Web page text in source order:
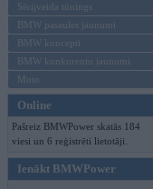
Sērijveida tūnings
BMW pasaules jaunumi
BMW koncepti
BMW konkurentu jaunumi
Moto
Online
Pašreiz BMWPower skatās 184
viesi un 6 reģistrēti lietotāji.
Ienākt BMWPower